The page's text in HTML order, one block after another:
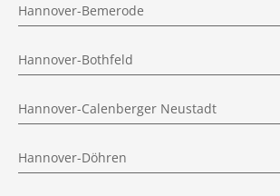
Hannover-Bemerode
Hannover-Bothfeld
Hannover-Calenberger Neustadt
Hannover-Döhren